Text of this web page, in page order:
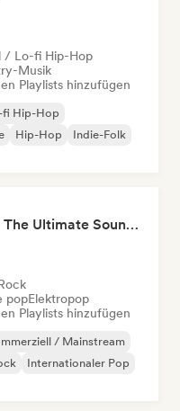
/ Lo-fi Hip-Hop
Musik
Playlists hinzufügen
fi Hip-Hop
Hip-Hop
Indie-Folk
FIFA Soundscapes: The Ultimate Soundtrack ⚽️ Festival Indie, Electropop & Dance Anthems
popElektropop
Playlists hinzufügen
/ Mainstream
Internationaler Pop